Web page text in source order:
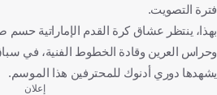
فترة التصويت.
بهذا، ينتظر عشاق كرة القدم الإماراتية
وحراس العرين وقادة الخطوط الفنية، في
يشهدها دوري أدنوك للمحترفين هذا الموسم.
إعلان